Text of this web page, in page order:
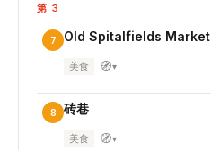
第 3
7 Old Spitalfields Market
美食 🧭▾
8 砖巷
美食 🧭▾